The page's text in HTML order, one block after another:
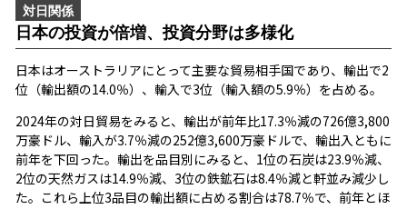
対日関係
日本の投資が倍増、投資分野は多様化
日本はオーストラリアにとって主要な貿易相手国であり、輸出で2
位（輸出額の14.0％）、輸入で3位（輸入額の5.9％）を占める。
2024年の対日貿易をみると、輸出が前年比17.3％減の726億3,800
万豪ドル、輸入が3.7％減の252億3,600万豪ドルで、輸出入ともに
前年を下回った。輸出を品目別にみると、1位の石炭は23.9％減、
2位の天然ガスは14.9％減、3位の鉄鉱石は8.4％減と軒並み減少し
た。これら上位3品目の輸出額に占める割合は78.7％で、前年とほ